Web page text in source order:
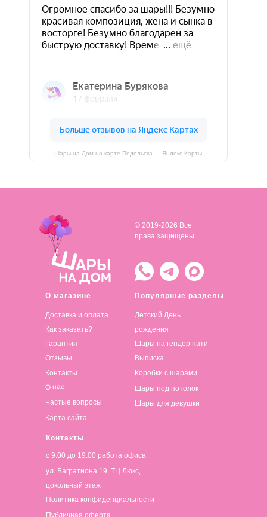
Шары на Дом на карте Подольска — Яндекс Карты
О магазине
Доставка и оплата
Популярные разделы
Детский День
рождения
Контакты
© 2019-2026 Все
права защищены
Как заказать?
Гарантия
Отзывы
Контакты
О нас
Частые вопросы
Карта сайта
Шары на гендер пати
Выписка
Коробки с шарами
Шары под потолок
Шары для девушки
с 9:00 до 19:00 работа офиса
ул. Багратиона 19, ТЦ Люкс,
цокольный этаж
Политика конфиденциальности
Публичная оферта